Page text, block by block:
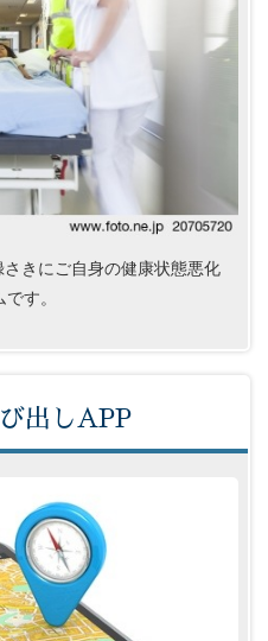
きにご自身の健康状態悪化
す。
出しAPP